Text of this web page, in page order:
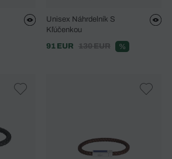
Unisex Náhrdelník S
Kľúčenkou
91 EUR
130 EUR %